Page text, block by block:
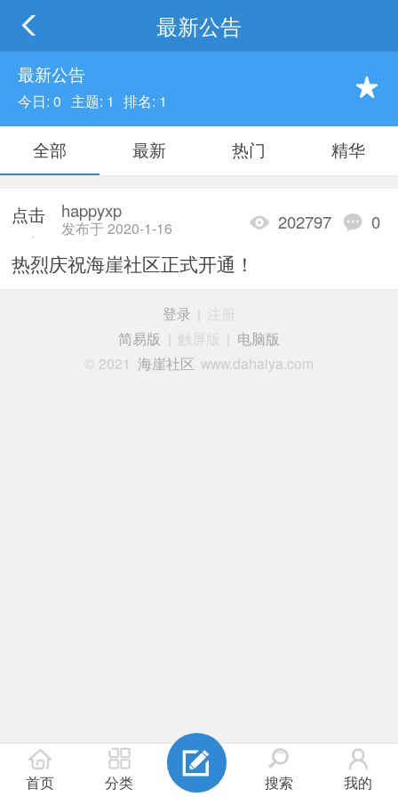
最新公告
最新公告
今日: 0 主题: 1 排名: 1
全部 最新 热门 精华
点击
重新
加载
202797 0
happyxp
发布于 2020-1-16
热烈庆祝海崖社区正式开通！
首页 分类 搜索 我的
登录
注册
简易版
触屏版
电脑版
© 2021 海崖社区 www.dahaiya.com